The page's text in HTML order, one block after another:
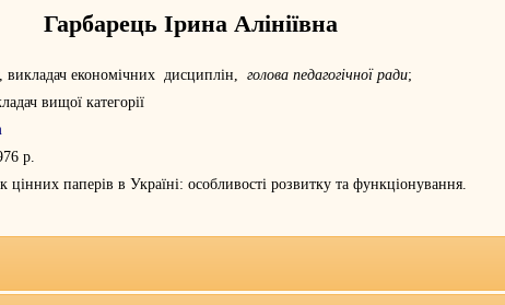
Гарбарець Ірина Алініївна
викладач економічних дисциплін, голова педагогічної ради;
вищої категорії
р.
цінних паперів в Україні: особливості розвитку та функціонування.